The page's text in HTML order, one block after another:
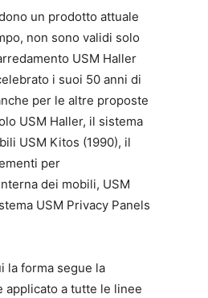
un prodotto attuale
non sono validi solo
USM Haller
i suoi 50 anni di
per le altre proposte
USM Haller, il sistema
USM Kitos (1990), il
per
dei mobili, USM
USM Privacy Panels
la forma segue la
applicato a tutte le linee